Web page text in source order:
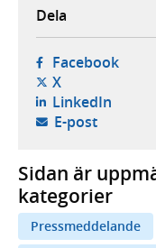
Dela
Facebook-
X- öppnas i ny
LinkedIn-
E-post-
Sidan är
kategorier
Pressmeddelande